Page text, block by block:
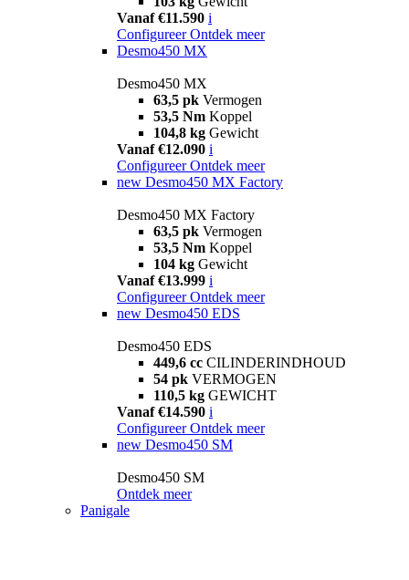
Vanaf €11.590 i
Configureer Ontdek meer
Desmo450 MX
Desmo450 MX
63,5 pk Vermogen
53,5 Nm Koppel
104,8 kg Gewicht
Vanaf €12.090 i
Configureer Ontdek meer
new Desmo450 MX Factory
Desmo450 MX Factory
63,5 pk Vermogen
53,5 Nm Koppel
104 kg Gewicht
Vanaf €13.999 i
Configureer Ontdek meer
new Desmo450 EDS
Desmo450 EDS
449,6 cc CILINDERINDHOUD
54 pk VERMOGEN
110,5 kg GEWICHT
Vanaf €14.590 i
Configureer Ontdek meer
new Desmo450 SM
Desmo450 SM
Ontdek meer
Panigale